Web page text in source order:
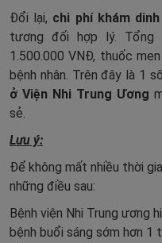
Đổi lại, chi phí khám
tương đối hợp lý. Tổng
1.500.000 VNĐ, thuốc
bệnh nhân. Trên đây là 1
ở Viện Nhi Trung Ương
sẻ.
Lưu ý:
Để không mất nhiều thời
những điều sau:
Bệnh viện Nhi Trung ương
bệnh buổi sáng sớm hơn 1